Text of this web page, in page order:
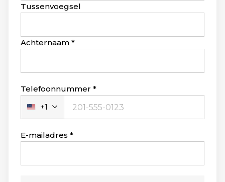
blank
Tussenvoegsel
Achternaam
Telefoonnummer
Verenigde
Staten
+1
+1
E-mailadres